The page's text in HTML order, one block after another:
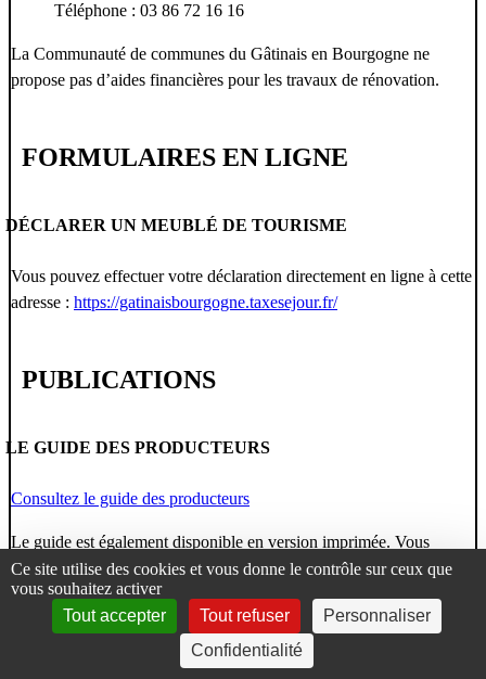
Ce site utilise des cookies et vous donne le contrôle sur ceux que
vous souhaitez activer
Tout accepter
Tout refuser
Personnaliser
Confidentialité
Téléphone : 03 86 72 16 16
La Communauté de communes du Gâtinais en Bourgogne ne
propose pas d’aides financières pour les travaux de rénovation.
FORMULAIRES EN LIGNE
DÉCLARER UN MEUBLÉ DE TOURISME
Vous pouvez effectuer votre déclaration directement en ligne à cette
adresse : https://gatinaisbourgogne.taxesejour.fr/
PUBLICATIONS
LE GUIDE DES PRODUCTEURS
Consultez le guide des producteurs
Le guide est également disponible en version imprimée. Vous
pouvez le récupérer à la Communauté de communes ou dans votre
mairie.
LA LETTRE DU GÂTINAIS EN BOURGOGNE